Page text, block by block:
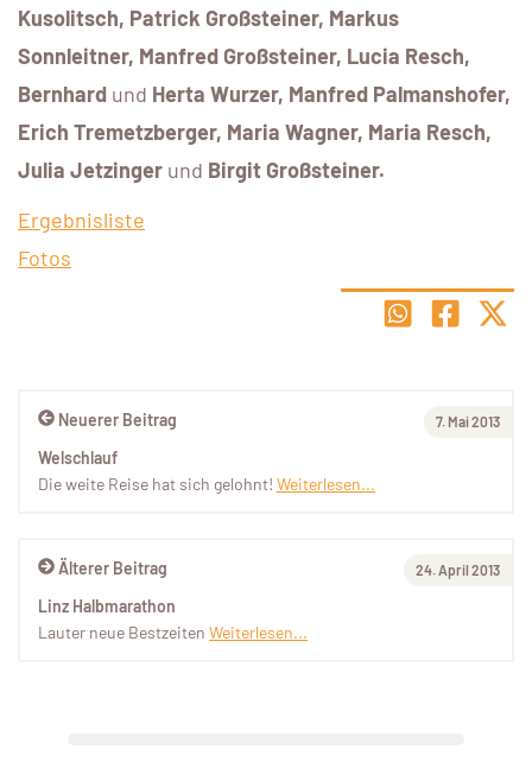
Kusolitsch, Patrick Großsteiner, Markus
Sonnleitner, Manfred Großsteiner, Lucia Resch,
Bernhard und Herta Wurzer, Manfred Palmanshofer,
Erich Tremetzberger, Maria Wagner, Maria Resch,
Julia Jetzinger und Birgit Großsteiner.
Ergebnisliste
Fotos
Älterer Beitrag 24. April 2013
Linz Halbmarathon
Lauter neue Bestzeiten Weiterlesen...
Neuerer Beitrag 7. Mai 2013
Welschlauf
Die weite Reise hat sich gelohnt! Weiterlesen...